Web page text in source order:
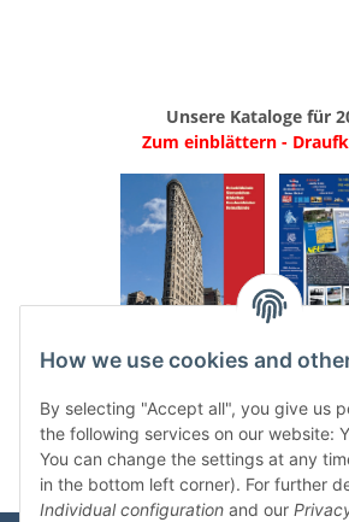
Unsere Kataloge für
Zum einblättern -
. ..
Categories
How we use cookies and
By selecting "Accept all", you give us
the following services on our website:
You can change the settings at any
in the bottom left corner). For further
Individual configuration and our